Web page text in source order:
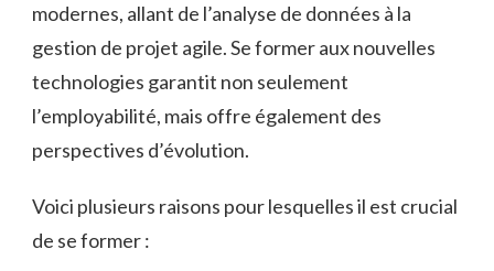
modernes, allant de l’analyse de données à la
gestion de projet agile. Se former aux nouvelles
technologies garantit non seulement
l’employabilité, mais offre également des
perspectives d’évolution.
Voici plusieurs raisons pour lesquelles il est crucial
de se former :